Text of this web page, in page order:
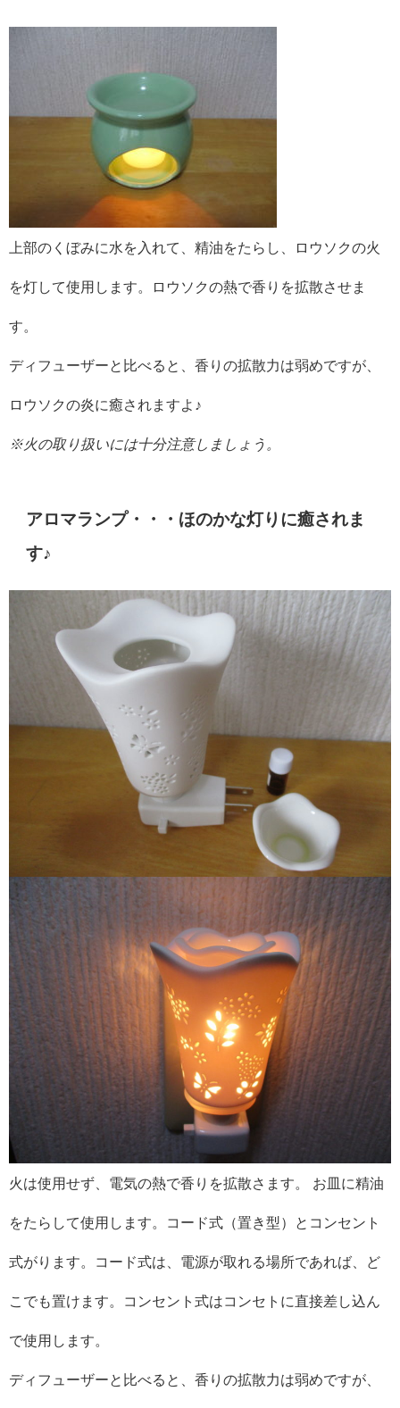
上部のくぼみに水を入れて、精油をたらし、ロウソクの火
を灯して使用します。ロウソクの熱で香りを拡散させま
す。
ディフューザーと比べると、香りの拡散力は弱めですが、
ロウソクの炎に癒されますよ♪
※火の取り扱いには十分注意しましょう。
アロマランプ・・・ほのかな灯りに癒されま
す♪
火は使用せず、電気の熱で香りを拡散さます。 お皿に精油
をたらして使用します。コード式（置き型）とコンセント
式がります。コード式は、電源が取れる場所であれば、ど
こでも置けます。コンセント式はコンセトに直接差し込ん
で使用します。
ディフューザーと比べると、香りの拡散力は弱めですが、